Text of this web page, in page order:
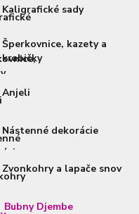
Kaligrafické sady
Šperkovnice, kazety a
krabičky
Anjeli
Nástenné dekorácie
Zvonkohry a lapače snov
Bubny Djembe